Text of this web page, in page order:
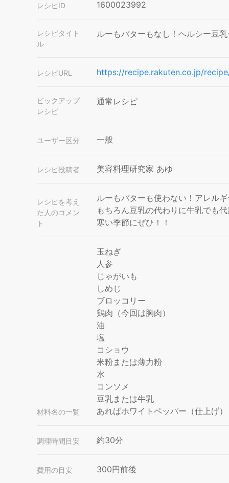
レシピID 1600023992
レシピタイト
ル
ルーもバターもなし！ヘルシー豆
レシピURL https://recipe.rakuten.co.jp/
ピックアップ
レシピ
通常レシピ
ユーザー区分 一般
レシピ投稿者 美容料理研究家 あゆ
レシピを考え
た人のコメン
ト
ルーもバターも使わない！アレル
もちろん豆乳の代わりに牛乳でも
寒い季節にぜひ！！
材料名の一覧
玉ねぎ
人参
じゃがいも
しめじ
ブロッコリー
鶏肉（今回は胸肉）
油
塩
コショウ
米粉または薄力粉
水
コンソメ
豆乳または牛乳
あればホワイトペッパー（仕上げ）
調理時間目安 約30分
費用の目安 300円前後